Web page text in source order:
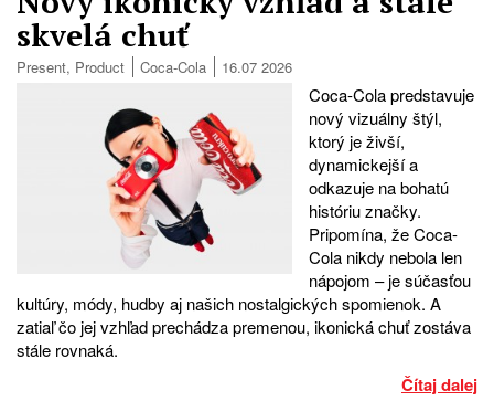
skvelá chuť
Present, Product Coca-Cola 16.07 2026
Coca-Cola predstavuje
nový vizuálny štýl,
ktorý je živší,
dynamickejší a
odkazuje na bohatú
históriu značky.
Pripomína, že Coca-
Cola nikdy nebola len
nápojom – je súčasťou
kultúry, módy, hudby aj našich nostalgických spomienok. A
zatiaľ čo jej vzhľad prechádza premenou, ikonická chuť zostáva
stále rovnaká.
Čítaj dalej